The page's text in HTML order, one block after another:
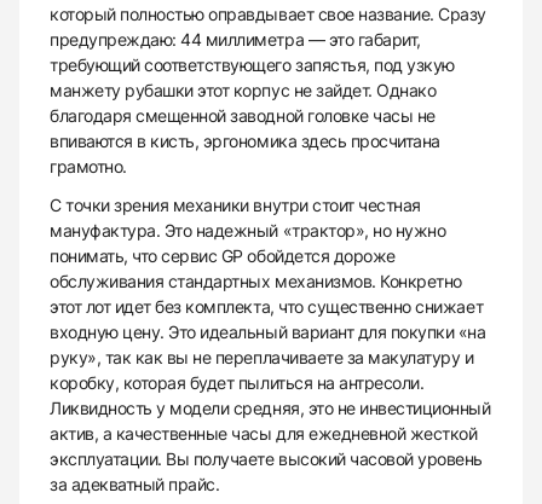
который полностью оправдывает свое название. Сразу
предупреждаю: 44 миллиметра — это габарит,
требующий соответствующего запястья, под узкую
манжету рубашки этот корпус не зайдет. Однако
благодаря смещенной заводной головке часы не
впиваются в кисть, эргономика здесь просчитана
грамотно.
С точки зрения механики внутри стоит честная
мануфактура. Это надежный «трактор», но нужно
понимать, что сервис GP обойдется дороже
обслуживания стандартных механизмов. Конкретно
этот лот идет без комплекта, что существенно снижает
входную цену. Это идеальный вариант для покупки «на
руку», так как вы не переплачиваете за макулатуру и
коробку, которая будет пылиться на антресоли.
Ликвидность у модели средняя, это не инвестиционный
актив, а качественные часы для ежедневной жесткой
эксплуатации. Вы получаете высокий часовой уровень
за адекватный прайс.